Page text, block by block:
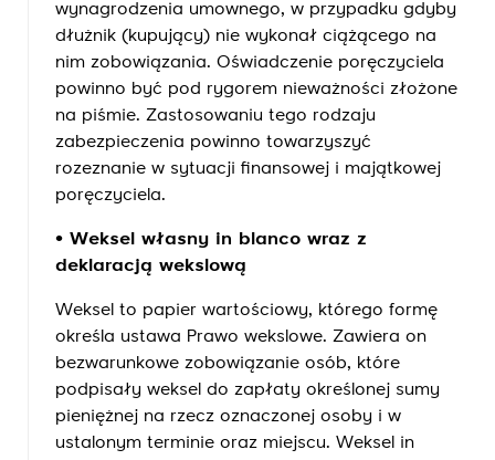
wynagrodzenia umownego, w przypadku gdyby
dłużnik (kupujący) nie wykonał ciążącego na
nim zobowiązania. Oświadczenie poręczyciela
powinno być pod rygorem nieważności złożone
na piśmie. Zastosowaniu tego rodzaju
zabezpieczenia powinno towarzyszyć
rozeznanie w sytuacji finansowej i majątkowej
poręczyciela.
• Weksel własny in blanco wraz z
deklaracją wekslową
Weksel to papier wartościowy, którego formę
określa ustawa Prawo wekslowe. Zawiera on
bezwarunkowe zobowiązanie osób, które
podpisały weksel do zapłaty określonej sumy
pieniężnej na rzecz oznaczonej osoby i w
ustalonym terminie oraz miejscu. Weksel in